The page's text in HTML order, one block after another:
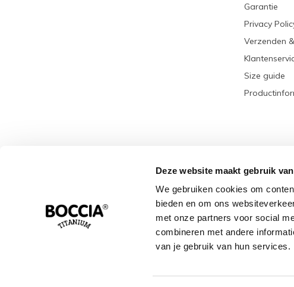
Deze website maakt gebruik
We gebruiken cookies om
bieden en om ons
met onze partners voor social
combineren met andere
van je gebruik van hun services.
Garantie
Privacy
Verzenden
Size guide
©